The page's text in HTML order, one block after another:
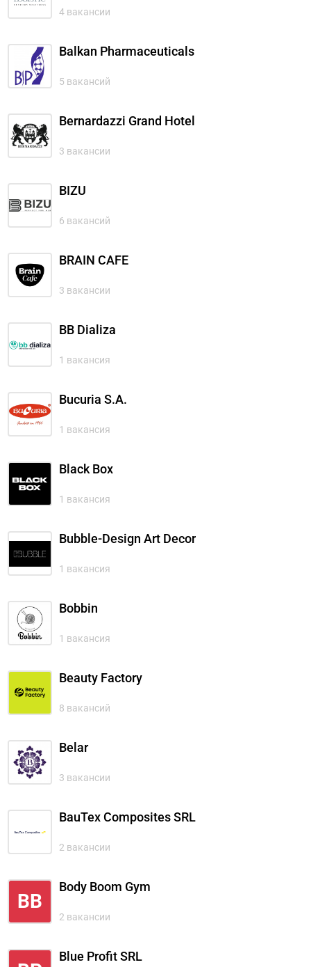
4 вакансии
Balkan Pharmaceuticals
5 вакансий
Bernardazzi Grand Hotel
3 вакансии
BIZU
6 вакансий
BRAIN CAFE
3 вакансии
BB Dializa
1 вакансия
Bucuria S.A.
1 вакансия
Black Box
1 вакансия
Bubble-Design Art Decor
1 вакансия
Bobbin
1 вакансия
Beauty Factory
8 вакансий
Belar
3 вакансии
BauTex Composites SRL
2 вакансии
BB
Body Boom Gym
2 вакансии
Blue Profit SRL